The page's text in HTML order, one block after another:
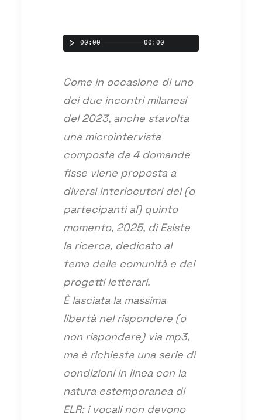
00:00 00:00
Come in occasione di uno
dei due incontri milanesi
del 2023, anche stavolta
una microintervista
composta da 4 domande
fisse viene proposta a
diversi interlocutori del (o
partecipanti al) quinto
momento, 2025, di Esiste
la ricerca, dedicato al
tema delle comunità e dei
progetti letterari.
È lasciata la massima
libertà nel rispondere (o
non rispondere) via mp3,
ma è richiesta una serie di
condizioni in linea con la
natura estemporanea di
ELR: i vocali non devono